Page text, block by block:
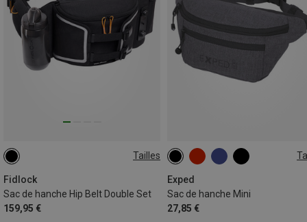
Tailles
Fidlock
Sac de hanche Hip Belt Double Set
159,95 €
ONE SIZE
Exped
Sac de hanche Mini
27,85 €
1,5L